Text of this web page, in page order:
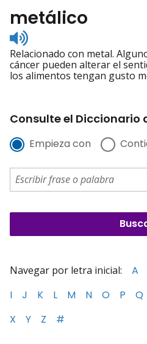
metálico
Listen
to
pronunciation
Relacionado con metal.
cáncer pueden alterar el
los alimentos tengan gusto
Consulte el Diccionario
Empieza con
Navegar por letra inicial: A
I
J K L M N O P Q
X
Y Z #